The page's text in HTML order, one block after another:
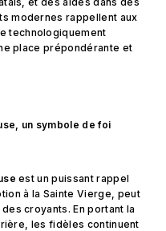
modernes rappellent aux
technologiquement
place prépondérante et
un symbole de foi
est un puissant rappel
à la Sainte Vierge, peut
croyants. En portant la
les fidèles continuent